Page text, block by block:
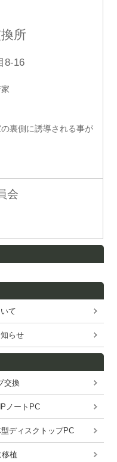
所
8-16
裏側に誘導される事が
会
て
らせ
交換
ノートPC
ディスクトップPC
植